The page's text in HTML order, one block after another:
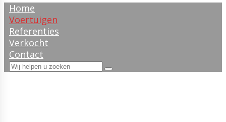
Home
Voertuigen
Referenties
Verkocht
Contact